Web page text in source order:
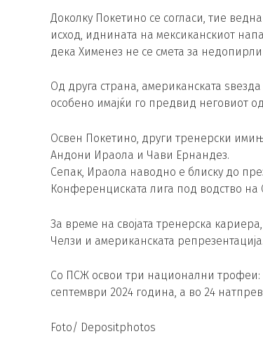
Доколку Покетино се согласи, тие
исход, иднината на мексиканскиот
дека Хименез не се смета за
Од друга страна, американската
особено имајќи го предвид неговиот
Освен Покетино, други тренерски
Андони Ираола и Чави Ернандез.
Сепак, Ираола наводно е блиску до
Конференциската лига под водство на
За време на својата тренерска
Челзи и американската репрезентација.
Со ПСЖ освои три национални трофеи:
септември 2024 година, а во 24
Foto/ Depositphotos